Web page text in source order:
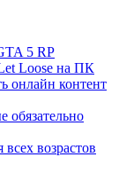
5 RP
Loose на ПК
онлайн контент
обязательно
возрастов